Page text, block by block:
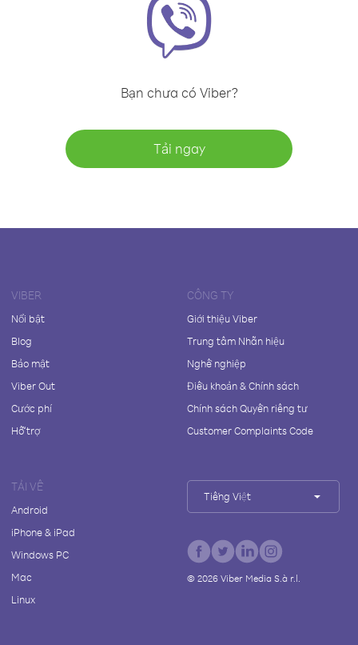
Bạn chưa có Viber?
Tải ngay
VIBER
Nổi bật
Blog
Bảo mật
Viber Out
Cước phí
Hỗ trợ
CÔNG TY
Giới thiệu Viber
Trung tâm Nhãn hiệu
Nghề nghiệp
Điều khoản & Chính sách
Chính sách Quyền riêng tư
Customer Complaints Code
TẢI VỀ
Android
iPhone & iPad
Windows PC
Mac
Linux
Tiếng Việt
© 2026Viber Media S.à r.l.